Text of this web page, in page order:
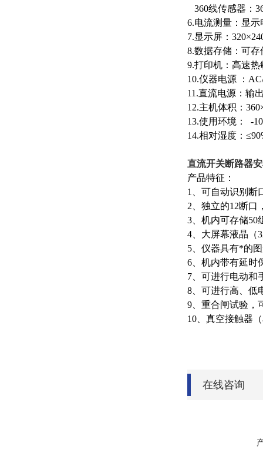
360线传感器：
6.电流测量：显
7.显示屏：
8.数据存储：可存
9.打印机：高速热
10.仪器电源 ：
11.直流电源：输
12.主机体积：
13.使用环境： -
14.相对湿度：
直流开关断路器
产品特征：
1、可自动识别断
2、独立的12断口
3、机内可存储50
4、大屏幕液晶（
5、仪器具有*的
6、机内带有延时
7、可进行电动和
8、可进行高、低
9、重合闸试验，
10、真空接触器
在线咨询